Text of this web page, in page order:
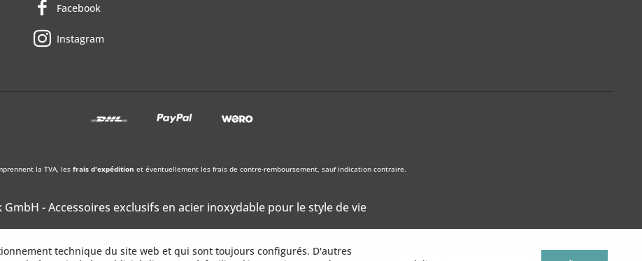
Facebook
Instagram
la TVA, les frais d'expédition et éventuellement les frais de contre-remboursement, sauf indication contraire.
GmbH - Accessoires exclusifs en acier inoxydable pour le style de vie
technique du site web et qui sont toujours configurés. D'autres